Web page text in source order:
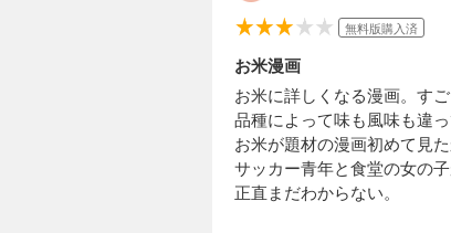
無料版購入済
お米漫画
お米に詳しくなる漫画。すご
品種によって味も風味も違
お米が題材の漫画初めて見た
サッカー青年と食堂の女の
正直まだわからない。